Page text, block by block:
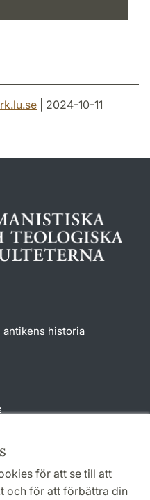
för att se till att
och för att förbättra din
.se | 2024-10-11
historia